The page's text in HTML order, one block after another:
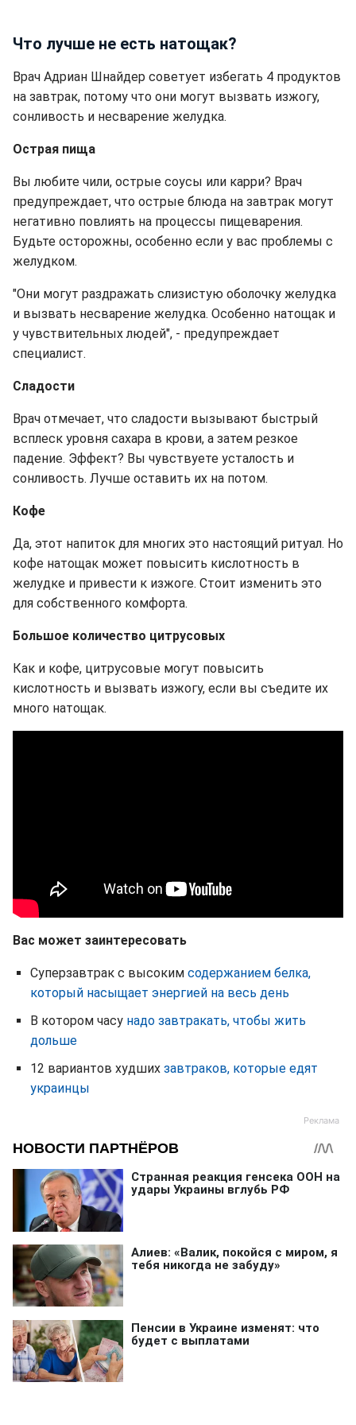
Что лучше не есть натощак?
Врач Адриан Шнайдер советует избегать 4 продуктов
на завтрак, потому что они могут вызвать изжогу,
сонливость и несварение желудка.
Острая пища
Вы любите чили, острые соусы или карри? Врач
предупреждает, что острые блюда на завтрак могут
негативно повлиять на процессы пищеварения.
Будьте осторожны, особенно если у вас проблемы с
желудком.
"Они могут раздражать слизистую оболочку желудка
и вызвать несварение желудка. Особенно натощак и
у чувствительных людей", - предупреждает
специалист.
Сладости
Врач отмечает, что сладости вызывают быстрый
всплеск уровня сахара в крови, а затем резкое
падение. Эффект? Вы чувствуете усталость и
сонливость. Лучше оставить их на потом.
Кофе
Да, этот напиток для многих это настоящий ритуал. Но
кофе натощак может повысить кислотность в
желудке и привести к изжоге. Стоит изменить это
для собственного комфорта.
Большое количество цитрусовых
Как и кофе, цитрусовые могут повысить
кислотность и вызвать изжогу, если вы съедите их
много натощак.
Вас может заинтересовать
Суперзавтрак с высоким содержанием белка,
который насыщает энергией на весь день
В котором часу надо завтракать, чтобы жить
дольше
12 вариантов худших завтраков, которые едят
украинцы